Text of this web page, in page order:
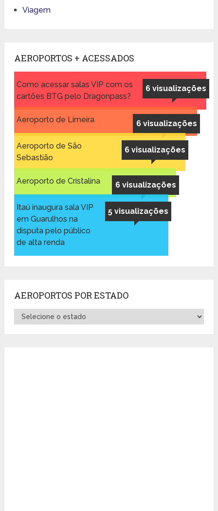
Viagem
AEROPORTOS + ACESSADOS
6 visualizações
Como acessar salas VIP com os
cartões BTG pelo Dragonpass?
6 visualizações
Aeroporto de Limeira
6 visualizações
Aeroporto de São
Sebastião
6 visualizações
Aeroporto de Cristalina
5 visualizações
Itaú inaugura sala VIP
em Guarulhos na
disputa pelo público
de alta renda
AEROPORTOS POR ESTADO
Aeroportos
por